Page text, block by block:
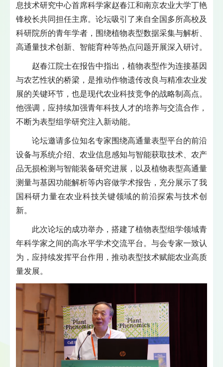
息技术研究中心首席科学家赵春江和南京农业大学丁艳
锋校长共同担任主席。论坛吸引了来自全国多所高校及
科研院所的青年学者，围绕植物表型数据采集与解析、
高通量技术创新、智能育种等热点问题开展深入研讨。
赵春江院士在报告中指出，植物表型作为连接基因
与农艺性状的桥梁，是推动作物遗传改良与精准农业发
展的关键环节，也是现代农业科技竞争的战略制高点。
他强调，应持续加强青年科技人才的培养与交流合作，
不断为表型组学研究注入新动能。
论坛邀请多位知名专家围绕高通量表型平台的前沿
设备与系统介绍、农业信息感知与智能获取技术、农产
品无损检测与智能装备研究进展，以及植物表型高通量
测量与基因功能解析等内容做学术报告，充分展示了我
国科研力量在农业科技关键领域的前沿探索与技术创
新。
此次论坛的成功举办，搭建了植物表型组学领域青
年科学家之间的高水平学术交流平台。与会专家一致认
为，应持续发挥平台作用，推动表型技术赋能农业高质
量发展。